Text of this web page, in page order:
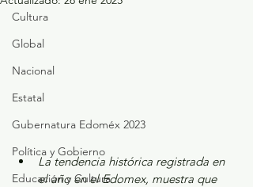
Cultura
Global
Nacional
Estatal
Gubernatura Edoméx 2023
Política y Gobierno
Educación y Cultura
La tendencia histórica registrada en
el año en el Edomex, muestra que